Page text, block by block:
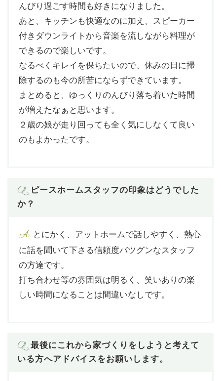
んびり過ごす時間も好きになりました。
あと、キッチンも快適なのに加え、スピーカー
付きダウンライトから音楽を流しながら料理が
できるので楽しいです。
なるべくキレイを保ちたいので、休みの日に掃
除するのも今の所苦にならずできています。
まとめると、ゆっくりのんびり落ち着いた時間
が増えたなぁと思います。
２歳の娘が走り回っても全く気にしなくて良い
のもよかったです。
Q. ピースホームスタッフの印象はどうでした
か？
A. とにかく、アットホームで話しやすく、熱心
に話を聞いて下さる信頼度バツグンなスタッフ
の方達です。
打ち合わせ等の雰囲気は明るく、笑いありの楽
しい時間になることは間違いなしです。
Q. 最後にこれから家づくりをしようと考えて
いる方へアドバイスをお願いします。